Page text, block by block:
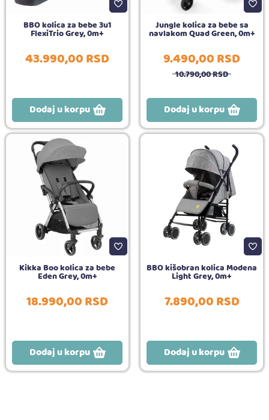
BBO kolica za bebe 3u1
FlexiTrio Grey, 0m+
43.990,00RSD
Dodaj u korpu
Jungle kolica za bebe sa
navlakom Quad Green, 0m+
9.490,00RSD
10.790,00RSD
Dodaj u korpu
Kikka Boo kolica za bebe
Eden Grey, 0m+
18.990,00RSD
Dodaj u korpu
BBO kišobran kolica Modena
Light Grey, 0m+
7.890,00RSD
Dodaj u korpu